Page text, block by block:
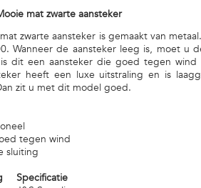
mat zwarte aansteker
zwarte aansteker is gemaakt van
Wanneer de aansteker leeg is, moet u
dit een aansteker die goed tegen
heeft een luxe uitstraling en is
zit u met dit model goed.
tegen wind
sluiting
Specificatie